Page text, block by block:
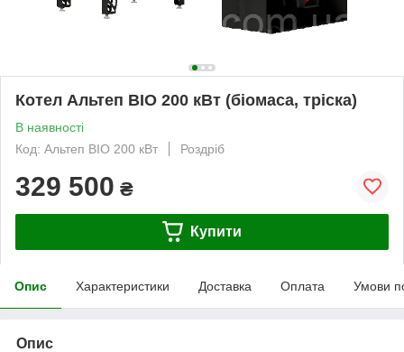
Котел Альтеп BIO 200 кВт (біомаса, тріска)
В наявності
Код: Альтеп BIO 200 кВт
Роздріб
329 500 ₴
Купити
Опис Характеристики Доставка Оплата Умови
Опис